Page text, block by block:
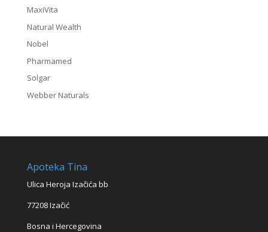
MaxiVita
Natural Wealth
Nobel
Pharmamed
Solgar
Webber Naturals
Apoteka Tina
Ulica Heroja Izačića bb
77208 Izačić
Bosna i Hercegovina